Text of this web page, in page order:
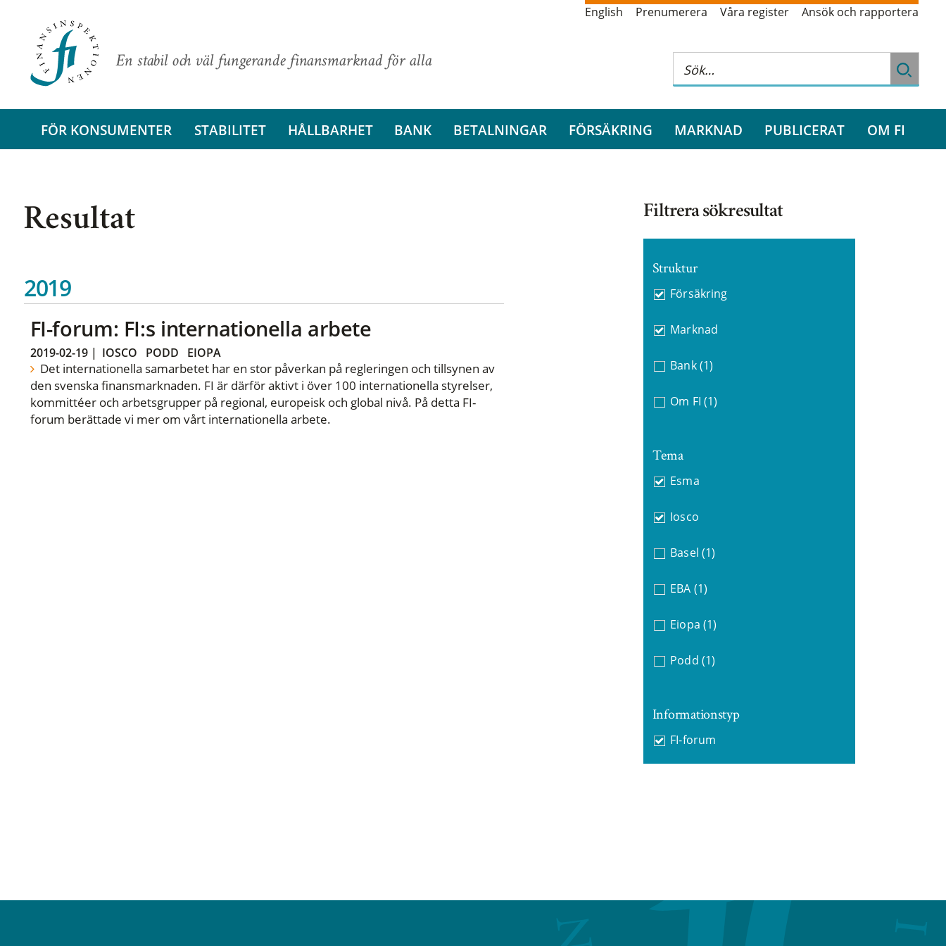
En stabil och väl fungerande finansmarknad för alla
English Prenumerera Våra register Ansök och rapportera
FÖR KONSUMENTER STABILITET HÅLLBARHET BANK BETALNINGAR FÖRSÄKRING MARKNAD PUBLICERAT OM FI
Resultat
2019
FI-forum: FI:s internationella arbete
2019-02-19| IOSCO PODD EIOPA
Det internationella samarbetet har en stor påverkan på regleringen och tillsynen av
den svenska finansmarknaden. FI är därför aktivt i över 100 internationella styrelser,
kommittéer och arbetsgrupper på regional, europeisk och global nivå. På detta FI-
forum berättade vi mer om vårt internationella arbete.
Filtrera sökresultat
Struktur
Försäkring
Marknad
Bank (1)
Om FI (1)
Tema
Esma
Iosco
Basel (1)
EBA (1)
Eiopa (1)
Podd (1)
Informationstyp
FI-forum